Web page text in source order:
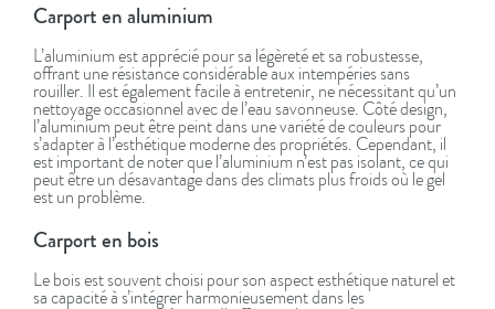
Carport en aluminium
L’aluminium est apprécié pour sa légèreté et sa robustesse,
offrant une résistance considérable aux intempéries sans
rouiller. Il est également facile à entretenir, ne nécessitant qu’un
nettoyage occasionnel avec de l’eau savonneuse. Côté design,
l’aluminium peut être peint dans une variété de couleurs pour
s’adapter à l’esthétique moderne des propriétés. Cependant, il
est important de noter que l’aluminium n’est pas isolant, ce qui
peut être un désavantage dans des climats plus froids où le gel
est un problème.
Carport en bois
Le bois est souvent choisi pour son aspect esthétique naturel et
sa capacité à s’intégrer harmonieusement dans les